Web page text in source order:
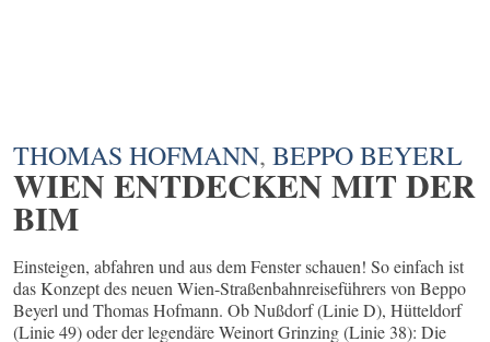
THOMAS HOFMANN, BEPPO BEYERL
WIEN ENTDECKEN MIT DER
BIM
Einsteigen, abfahren und aus dem Fenster schauen! So einfach ist
das Konzept des neuen Wien-Straßenbahnreiseführers von Beppo
Beyerl und Thomas Hofmann. Ob Nußdorf (Linie D), Hütteldorf
(Linie 49) oder der legendäre Weinort Grinzing (Linie 38): Die